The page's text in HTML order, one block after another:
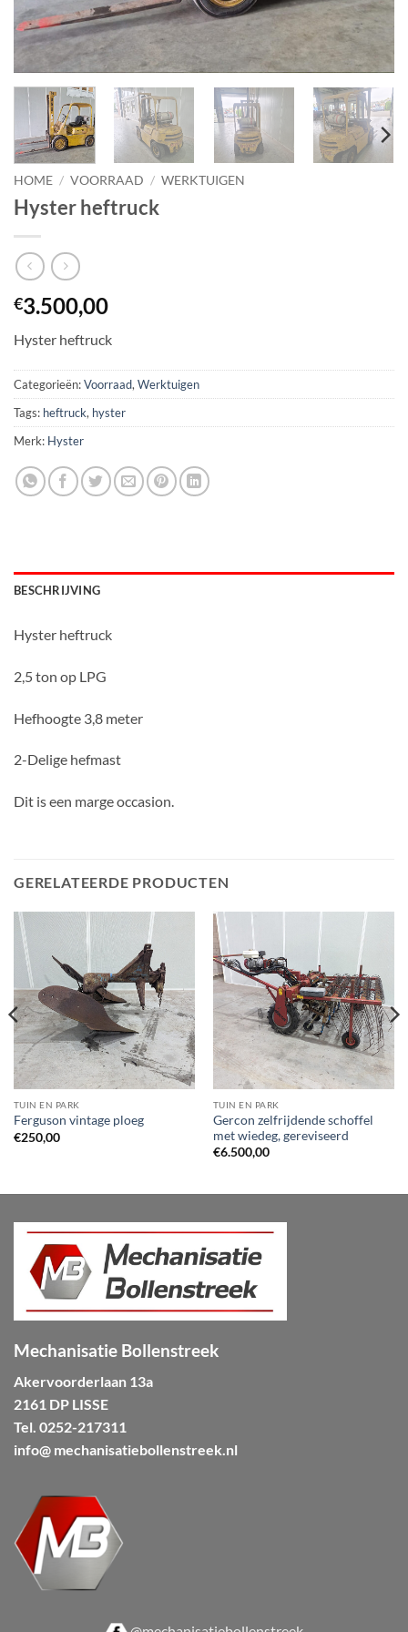
HOME / VOORRAAD / WERKTUIGEN
Hyster heftruck
€3.500,00
Hyster heftruck
Categorieën:Voorraad, Werktuigen
Tags: heftruck, hyster
Merk: Hyster
BESCHRIJVING
Hyster heftruck
2,5 ton op LPG
Hefhoogte 3,8 meter
2-Delige hefmast
Dit is een marge occasion.
GERELATEERDE PRODUCTEN
TUIN EN PARK
Ferguson vintage ploeg
€250,00
TUIN EN PARK
Gercon zelfrijdende schoffel
met wiedeg, gereviseerd
€6.500,00
Mechanisatie Bollenstreek
Akervoorderlaan 13a
2161 DP LISSE
Tel. 0252-217311
info@ mechanisatiebollenstreek.nl